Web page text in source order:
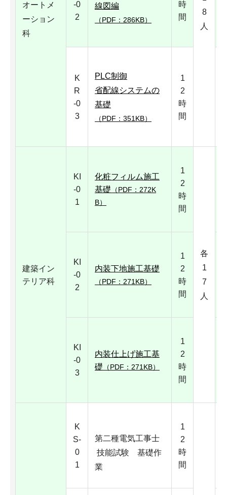
オートメ
ーション
科
8
人
-0
2
線図編
（PDF：286KB）
時
間
K
R
-0
3
PLC制御
省配線システムの
基礎
（PDF：351KB）
1
2
時
間
建築イン
テリア科
KI
-0
1
化粧フィルム施工
基礎 （PDF：272K
B）
1
2
時
間
各
1
7
人
KI
-0
2
内装下地施工基礎
（PDF：271KB）
1
2
時
間
KI
-0
3
内装仕上げ施工基
礎 （PDF：271KB）
1
2
時
間
K
S-
0
1
第二種電気工事士
技能試験 基礎作
業
1
2
時
間